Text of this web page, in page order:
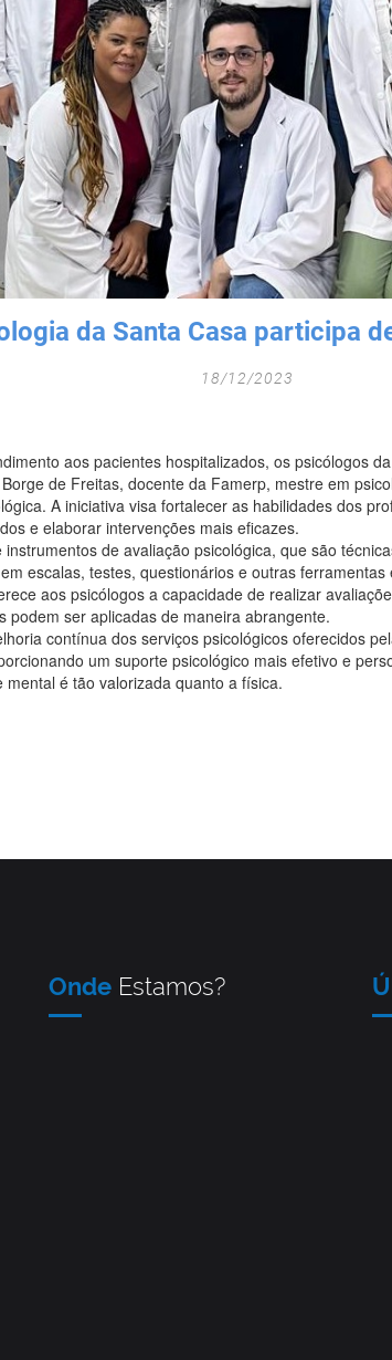
da Santa Casa participa
18/12/2023
aos pacientes hospitalizados, os psicólogos
de Freitas, docente da Famerp, mestre em
A iniciativa visa fortalecer as habilidades dos
e elaborar intervenções mais eficazes.
de avaliação psicológica, que são
escalas, testes, questionários e outras ferramentas
aos psicólogos a capacidade de realizar
ser aplicadas de maneira abrangente.
contínua dos serviços psicológicos oferecidos
um suporte psicológico mais efetivo e
é tão valorizada quanto a física.
Onde Estamos?